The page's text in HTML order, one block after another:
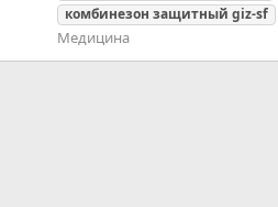
комбинезон защитный giz-sf
Медицина